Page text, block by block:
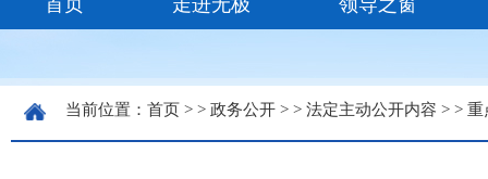
当前位置： 首页 > > 政务公开 > > 法定主动公开内容 > > 重